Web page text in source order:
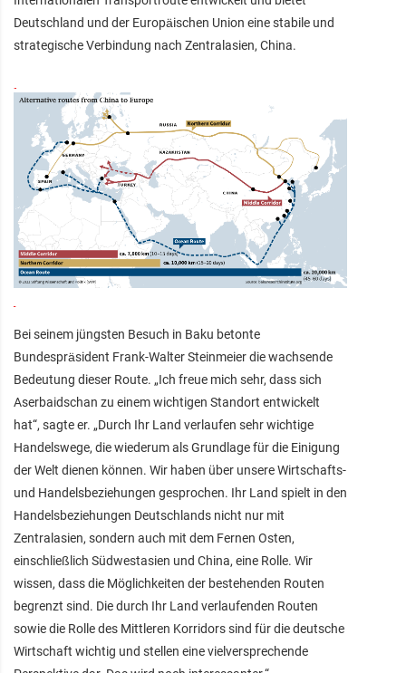
Deutschland und der Europäischen Union eine stabile und
strategische Verbindung nach Zentralasien, China.
Bei seinem jüngsten Besuch in Baku betonte
Bundespräsident Frank-Walter Steinmeier die wachsende
Bedeutung dieser Route. „Ich freue mich sehr, dass sich
Aserbaidschan zu einem wichtigen Standort entwickelt
hat“, sagte er. „Durch Ihr Land verlaufen sehr wichtige
Handelswege, die wiederum als Grundlage für die Einigung
der Welt dienen können. Wir haben über unsere Wirtschafts-
und Handelsbeziehungen gesprochen. Ihr Land spielt in den
Handelsbeziehungen Deutschlands nicht nur mit
Zentralasien, sondern auch mit dem Fernen Osten,
einschließlich Südwestasien und China, eine Rolle. Wir
wissen, dass die Möglichkeiten der bestehenden Routen
begrenzt sind. Die durch Ihr Land verlaufenden Routen
sowie die Rolle des Mittleren Korridors sind für die deutsche
Wirtschaft wichtig und stellen eine vielversprechende